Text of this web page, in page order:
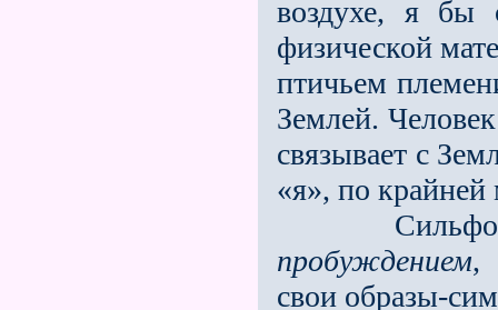
воздухе, я бы
физической
птичьем
Землей.
связывает с
«я», по крайней
Сильфов
пробуждением,
свои образы-